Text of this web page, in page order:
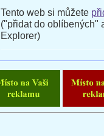
Tento web si můžete
("přidat do oblíbených"
Explorer)